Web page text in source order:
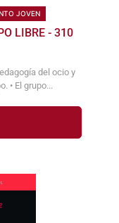
JOVEN
LIBRE - 310
del ocio y
• El grupo...